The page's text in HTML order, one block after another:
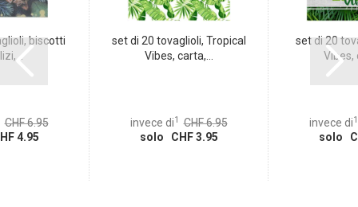
biscotti
CHF 6.95
4.95
set di 20 tovaglioli, Tropical
Vibes, carta,...
invece di1 CHF 6.95
solo CHF 3.95
set di 20
Vibes,
invece di1
solo